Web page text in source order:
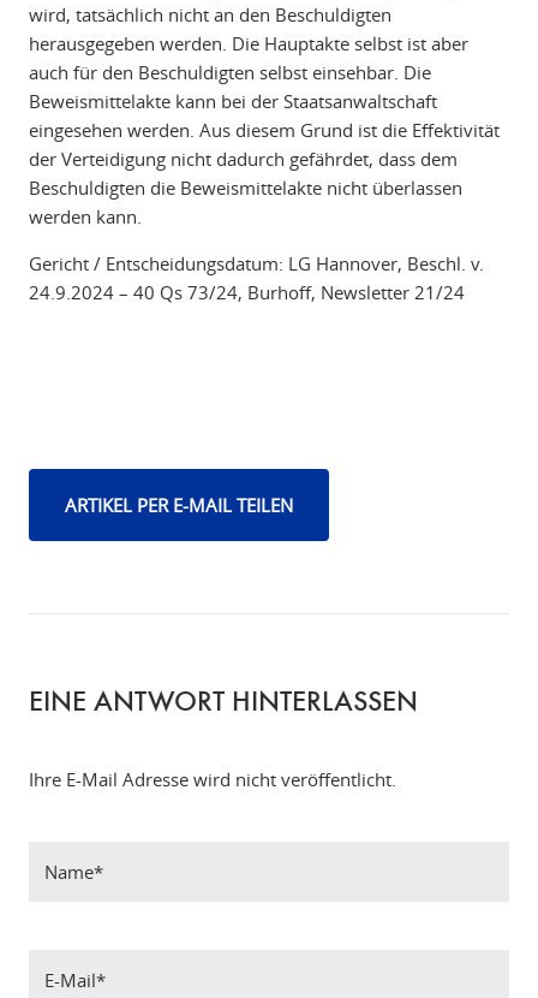
wird, tatsächlich nicht an den Beschuldigten
herausgegeben werden. Die Hauptakte selbst ist aber
auch für den Beschuldigten selbst einsehbar. Die
Beweismittelakte kann bei der Staatsanwaltschaft
eingesehen werden. Aus diesem Grund ist die Effektivität
der Verteidigung nicht dadurch gefährdet, dass dem
Beschuldigten die Beweismittelakte nicht überlassen
werden kann.
Gericht / Entscheidungsdatum: LG Hannover, Beschl. v.
24.9.2024 – 40 Qs 73/24, Burhoff, Newsletter 21/24
ARTIKEL PER E-MAIL TEILEN
EINE ANTWORT HINTERLASSEN
Ihre E-Mail Adresse wird nicht veröffentlicht.